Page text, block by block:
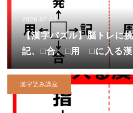
2026.07.07
【漢字パズル】脳トレに
記、□合、□用 □に入る
漢字読み講座